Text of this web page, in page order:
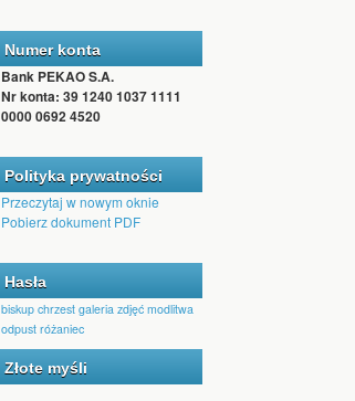
Numer konta
Bank PEKAO S.A.
Nr konta: 39 1240 1037 1111
0000 0692 4520
Polityka prywatności
Przeczytaj w nowym oknie
Pobierz dokument PDF
Hasła
biskup chrzest galeria zdjęć modlitwa
odpust różaniec
Złote myśli